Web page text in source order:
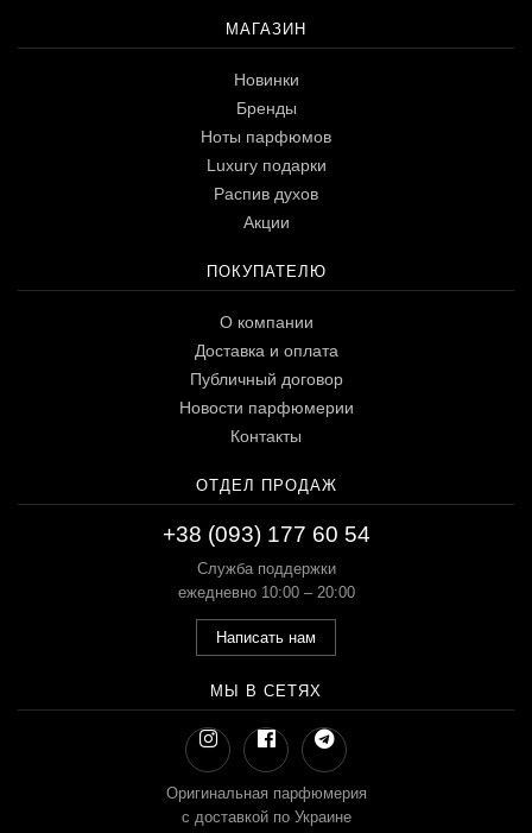
МАГАЗИН
Новинки
Бренды
Ноты парфюмов
Luxury подарки
Распив духов
Акции
ПОКУПАТЕЛЮ
О компании
Доставка и оплата
Публичный договор
Новости парфюмерии
Контакты
ОТДЕЛ ПРОДАЖ
+38 (093) 177 60 54
Служба поддержки
ежедневно 10:00 – 20:00
Написать нам
МЫ В СЕТЯХ
Оригинальная парфюмерия
с доставкой по Украине